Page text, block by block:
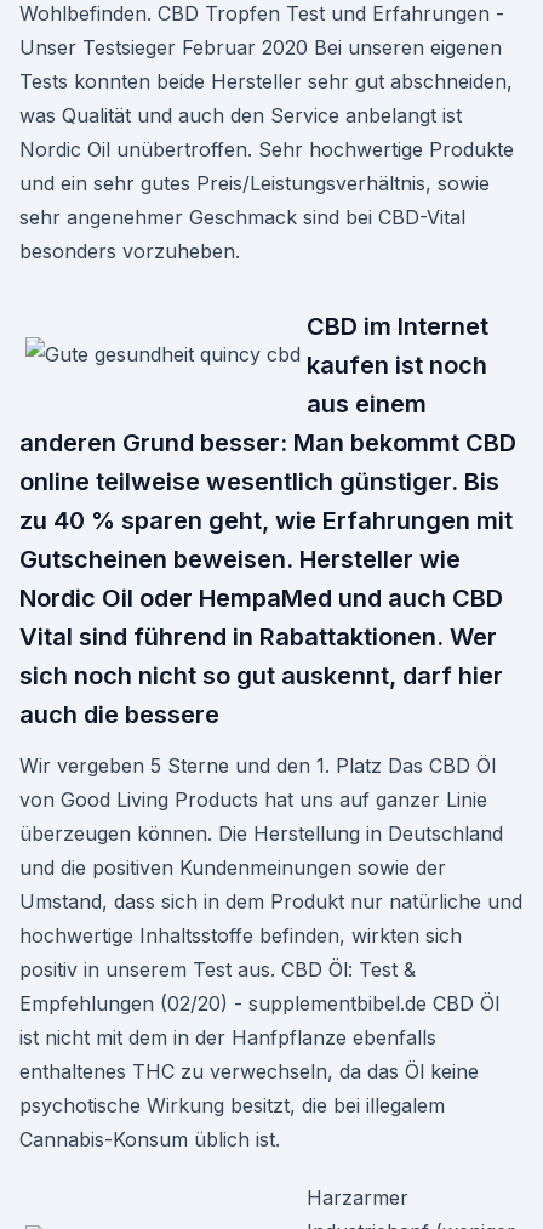
Wohlbefinden. CBD Tropfen Test und Erfahrungen -
Unser Testsieger Februar 2020 Bei unseren eigenen
Tests konnten beide Hersteller sehr gut abschneiden,
was Qualität und auch den Service anbelangt ist
Nordic Oil unübertroffen. Sehr hochwertige Produkte
und ein sehr gutes Preis/Leistungsverhältnis, sowie
sehr angenehmer Geschmack sind bei CBD-Vital
besonders vorzuheben.
CBD im Internet
kaufen ist noch
aus einem
anderen Grund besser: Man bekommt CBD
online teilweise wesentlich günstiger. Bis
zu 40 % sparen geht, wie Erfahrungen mit
Gutscheinen beweisen. Hersteller wie
Nordic Oil oder HempaMed und auch CBD
Vital sind führend in Rabattaktionen. Wer
sich noch nicht so gut auskennt, darf hier
auch die bessere
Wir vergeben 5 Sterne und den 1. Platz Das CBD Öl
von Good Living Products hat uns auf ganzer Linie
überzeugen können. Die Herstellung in Deutschland
und die positiven Kundenmeinungen sowie der
Umstand, dass sich in dem Produkt nur natürliche und
hochwertige Inhaltsstoffe befinden, wirkten sich
positiv in unserem Test aus. CBD Öl: Test &
Empfehlungen (02/20) - supplementbibel.de CBD Öl
ist nicht mit dem in der Hanfpflanze ebenfalls
enthaltenes THC zu verwechseln, da das Öl keine
psychotische Wirkung besitzt, die bei illegalem
Cannabis-Konsum üblich ist.
Harzarmer